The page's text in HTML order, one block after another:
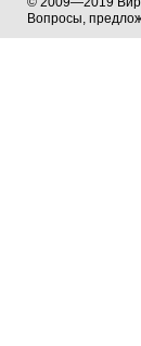
Вопросы,